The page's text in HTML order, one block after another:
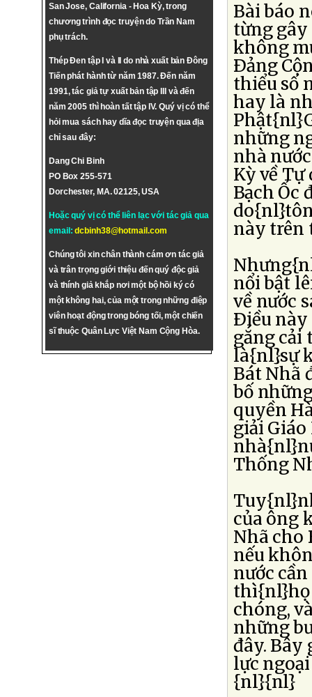
San Jose, California - Hoa Kỳ, trong
chương trình đọc truyện do Trần Nam
phụ trách.
Thép Đen tập I và II do nhà xuất bản Đông
Tiến phát hành từ năm 1987. Đến năm
1991, tác giả tự xuất bản tập III và đến
năm 2005 thì hoàn tất tập IV. Quý vị có thể
hỏi mua sách hay dĩa đọc truyện qua địa
chỉ sau đây:
Dang Chi Binh
PO Box 255-571
Dorchester, MA. 02125, USA
Hoặc quý vị có thể liên lạc với tác giả qua
email:dcbinh38@hotmail.com
Chúng tôi xin chân thành cám ơn tác giả
và trân trọng giới thiệu đến quý độc giả
và thính giả khắp nơi một bộ hồi ký có
một không hai, của một trong những điệp
viên hoạt động trong bóng tối, một chiến
sĩ thuộc Quân Lực Việt Nam Cộng Hòa.
Bài báo
từng
không
Ðảng
thiểu số
hay là
những
nhà
Kỳ về Tự
Bạch Ốc
này trên
nổi bật
về nước
Ðiều này
gắng cải
là{nl}sự
Bát Nhã
bố
quyền
giải Giáo
Thống
của ông
Nhã cho
nếu
nước
thì{nl}họ
chóng,
những
đây.
lực
{nl}{nl}